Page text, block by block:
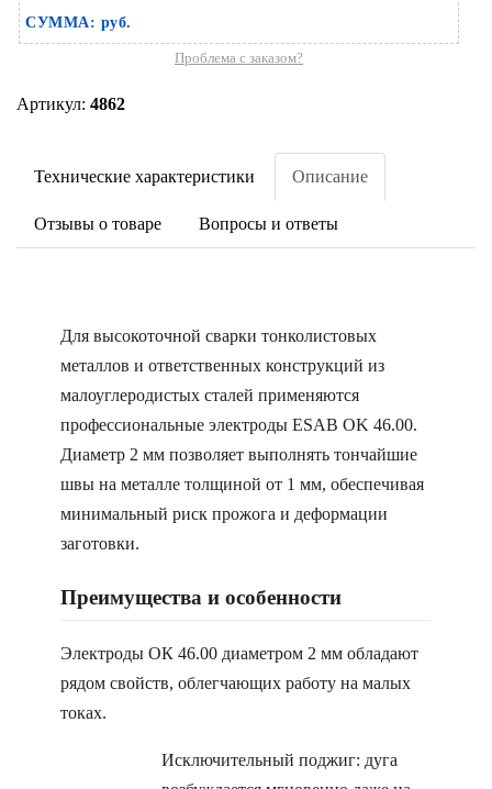
СУММА: руб.
Проблема с заказом?
Артикул: 4862
Технические характеристики Описание
Отзывы о товаре Вопросы и ответы
Для высокоточной сварки тонколистовых
металлов и ответственных конструкций из
малоуглеродистых сталей применяются
профессиональные электроды ESAB OK 46.00.
Диаметр 2 мм позволяет выполнять тончайшие
швы на металле толщиной от 1 мм, обеспечивая
минимальный риск прожога и деформации
заготовки.
Преимущества и особенности
Электроды ОК 46.00 диаметром 2 мм обладают
рядом свойств, облегчающих работу на малых
токах.
Исключительный поджиг: дуга